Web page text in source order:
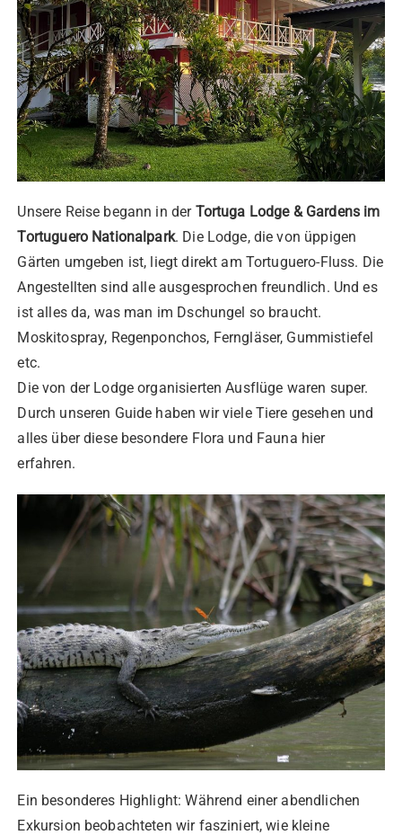
Unsere Reise begann in der Tortuga Lodge & Gardens im
Tortuguero Nationalpark. Die Lodge, die von üppigen
Gärten umgeben ist, liegt direkt am Tortuguero-Fluss. Die
Angestellten sind alle ausgesprochen freundlich. Und es
ist alles da, was man im Dschungel so braucht.
Moskitospray, Regenponchos, Ferngläser, Gummistiefel
etc.
Die von der Lodge organisierten Ausflüge waren super.
Durch unseren Guide haben wir viele Tiere gesehen und
alles über diese besondere Flora und Fauna hier
erfahren.
Ein besonderes Highlight: Während einer abendlichen
Exkursion beobachteten wir fasziniert, wie kleine